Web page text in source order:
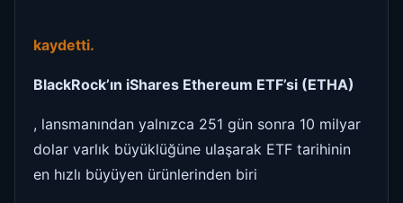
kaydetti.
BlackRock’ın iShares Ethereum ETF’si (ETHA)
, lansmanından yalnızca 251 gün sonra 10 milyar
dolar varlık büyüklüğüne ulaşarak ETF tarihinin
en hızlı büyüyen ürünlerinden biri